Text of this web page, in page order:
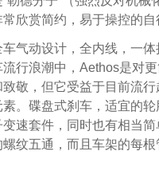
常欣赏简约，易于操控的自
气动设计，全内线，一
行浪潮中，Aethos是对
敬，但它受益于目前流
。 碟盘式刹车，适宜的轮
速套件，同时也有相当
纹五通，而且车架的每根